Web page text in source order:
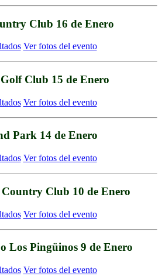
Club 16 de Enero
Ver fotos del evento
Club 15 de Enero
Ver fotos del evento
Park 14 de Enero
Ver fotos del evento
Club 10 de Enero
Ver fotos del evento
Los Pingüinos 9 de Enero
Ver fotos del evento